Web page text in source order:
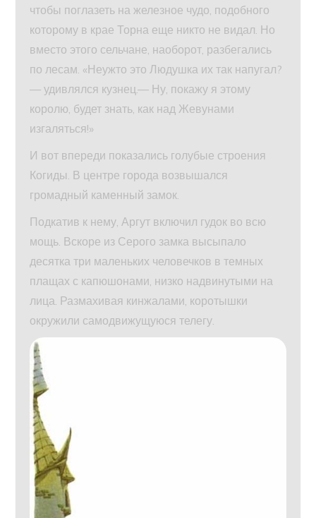
чтобы поглазеть на железное чудо, подобного
которому в крае Торна еще никто не видал. Но
вместо этого сельчане, наоборот, разбегались
по лесам. «Неужто это Людушка их так напугал?
— удивлялся кузнец.— Ну, покажу я этому
королю, будет знать, как над Жевунами
изгаляться!»
И вот впереди показались голубые строения
Когиды. В центре города возвышался
громадный каменный замок.
Подкатив к нему, Аргут включил гудок во всю
мощь. Вскоре из Серого замка высыпало
десятка три маленьких человечков в темных
плащах с капюшонами, низко надвинутыми на
лица. Размахивая кинжалами, коротышки
окружили самодвижущуюся телегу.